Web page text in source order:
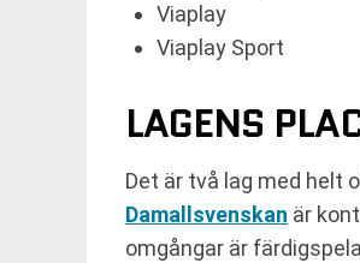
Viaplay
Viaplay Sport
LAGENS
Det är två lag med helt
Damallsvenskan är
omgångar är